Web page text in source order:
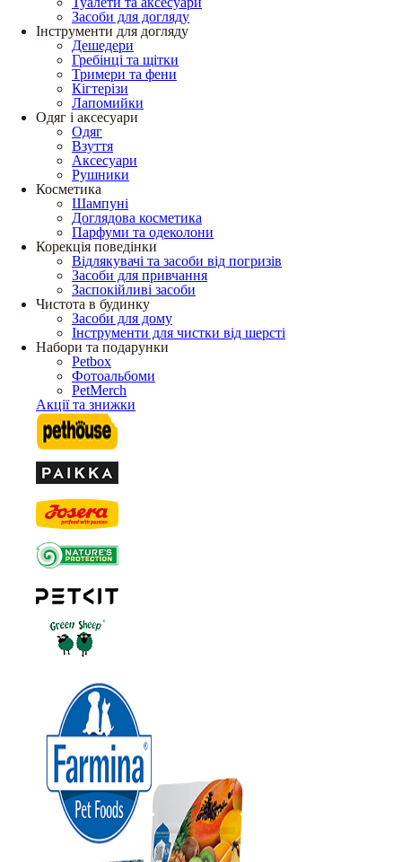
Засоби для догляду
Інструменти для догляду
Дешедери
Гребінці та щітки
Тримери та фени
Кігтерізи
Лапомийки
Одяг і аксесуари
Одяг
Взуття
Аксесуари
Рушники
Косметика
Шампуні
Доглядова косметика
Парфуми та одеколони
Корекція поведінки
Відлякувачі та засоби від погризів
Засоби для привчання
Заспокійливі засоби
Чистота в будинку
Засоби для дому
Інструменти для чистки від шерсті
Набори та подарунки
Petbox
Фотоальбоми
PetMerch
Акції та знижки